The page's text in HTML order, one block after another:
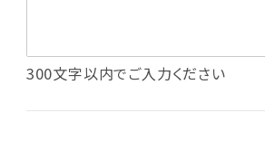
・投稿したクチコミ情報、写真の
・メールマガジン、お知らせ、広
300文字以内でご入力ください